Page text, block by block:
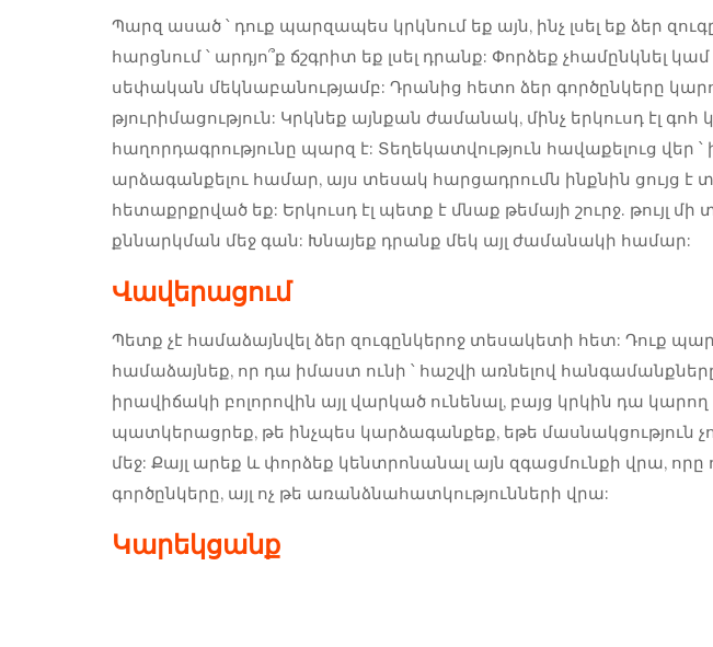
Պարզ ասած ՝ դուք պարզապես կրկնում եք այն, ինչ լսել եք ձեր
հարցնում ՝ արդյո՞ք ճշգրիտ եք լսել դրանք: Փորձեք չհամընկնել
սեփական մեկնաբանությամբ: Դրանից հետո ձեր գործընկերը
թյուրիմացություն: Կրկնեք այնքան ժամանակ, մինչ երկուսդ էլ գոհ
հաղորդագրությունը պարզ է: Տեղեկատվություն հավաքելուց վեր ՝
արձագանքելու համար, այս տեսակ հարցադրումն ինքնին ցույց է
հետաքրքրված եք: Երկուսդ էլ պետք է մնաք թեմայի շուրջ. թույլ մի
քննարկման մեջ գան: Խնայեք դրանք մեկ այլ ժամանակի համար:
Վավերացում
Պետք չէ համաձայնվել ձեր զուգընկերոջ տեսակետի հետ: Դուք
համաձայնեք, որ դա իմաստ ունի ՝ հաշվի առնելով
իրավիճակի բոլորովին այլ վարկած ունենալ, բայց կրկին դա
պատկերացրեք, թե ինչպես կարձագանքեք, եթե մասնակցություն
մեջ: Քայլ արեք և փորձեք կենտրոնանալ այն զգացմունքի վրա, որը
գործընկերը, այլ ոչ թե առանձնահատկությունների վրա:
Կարեկցանք